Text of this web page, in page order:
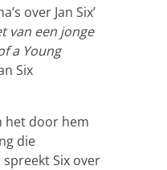
over Jan Six’
van een jonge
a Young
Six
het door hem
die
Six over